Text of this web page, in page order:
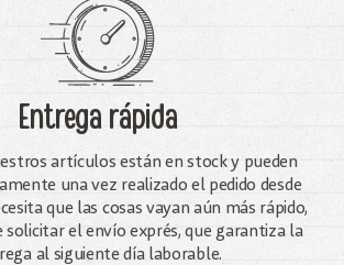
Entrega rápida
artículos están en stock y pueden
una vez realizado el pedido desde
que las cosas vayan aún más rápido,
solicitar el envío exprés, que garantiza la
al siguiente día laborable.